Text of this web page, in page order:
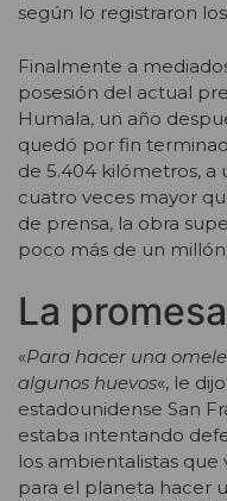
según lo registraron
Finalmente a
posesión del actual
Humala, un año
quedó por fin
de 5.404 kilómetros,
cuatro veces mayor
de prensa, la obra
poco más de un
La
«Para hacer una
algunos huevos«, le
estadounidense San
estaba intentando
los ambientalistas que
para el planeta hacer